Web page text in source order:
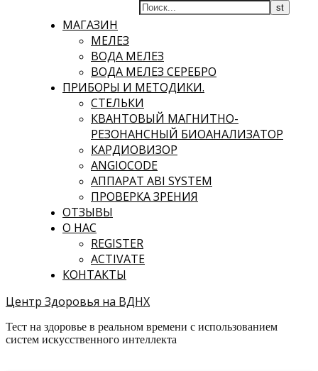
МАГАЗИН
МЕЛЕЗ
ВОДА МЕЛЕЗ
ВОДА МЕЛЕЗ СЕРЕБРО
ПРИБОРЫ И МЕТОДИКИ.
СТЕЛЬКИ
КВАНТОВЫЙ МАГНИТНО-
РЕЗОНАНСНЫЙ БИОАНАЛИЗАТОР
КАРДИОВИЗОР
ANGIOCODE
АППАРАТ ABI SYSTEM
ПРОВЕРКА ЗРЕНИЯ
ОТЗЫВЫ
О НАС
REGISTER
ACTIVATE
КОНТАКТЫ
Центр Здоровья на ВДНХ
Тест на здоровье в реальном времени с использованием
систем искусственного интеллекта